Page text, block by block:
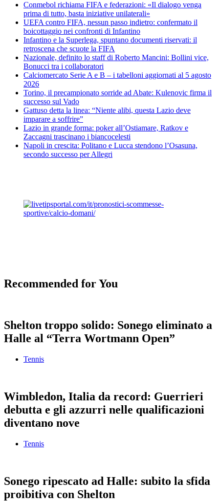
Conmebol richiama FIFA e federazioni: «Il dialogo venga
prima di tutto, basta iniziative unilaterali»
UEFA contro FIFA, nessun passo indietro: confermato il
boicottaggio nei confronti di Infantino
Infantino e la Superlega, spuntano documenti riservati: il
retroscena che scuote la FIFA
Nazionale, definito lo staff di Roberto Mancini: Bollini vice,
Bonucci tra i collaboratori
Calciomercato Serie A e B – i tabelloni aggiornati al 5 agosto
2026
Torino, il precampionato sorride ad Abate: Kulenovic firma il
successo sul Vado
Gattuso detta la linea: “Niente alibi, questa Lazio deve
imparare a soffrire”
Lazio in grande forma: poker all’Ostiamare, Ratkov e
Zaccagni trascinano i biancocelesti
Napoli in crescita: Politano e Lucca stendono l’Osasuna,
secondo successo per Allegri
Recommended for You
Shelton troppo solido: Sonego eliminato a
Halle al “Terra Wortmann Open”
Tennis
Wimbledon, Italia da record: Guerrieri
debutta e gli azzurri nelle qualificazioni
diventano nove
Tennis
Sonego ripescato ad Halle: subito la sfida
proibitiva con Shelton